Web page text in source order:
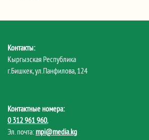
Контакты:
Кыргызская Республика
г.Бишкек, ул.Панфилова, 124
Контактные номера:
0 312 961 960,
Эл. почта: mpi@media.kg